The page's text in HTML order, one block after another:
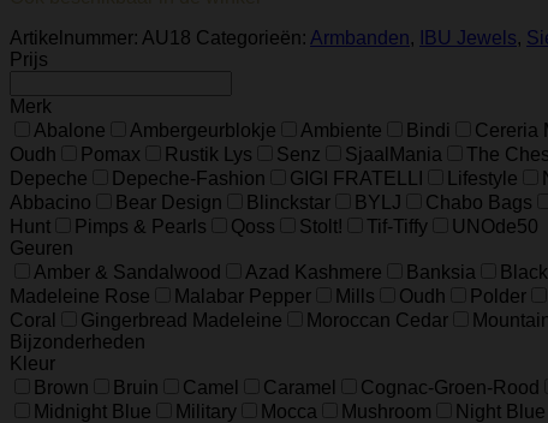
Artikelnummer: AU18 Categorieën: Armbanden, IBU Jewels,
Prijs
Merk
Abalone
Ambergeurblokje Ambiente Bindi Cereria
Oudh
Pomax Rustik Lys Senz SjaalMania The
Depeche
Depeche-Fashion GIGI FRATELLI Lifestyle
Abbacino
Bear Design Blinckstar BYLJ Chabo Bags
Hunt
Pimps & Pearls Qoss Stolt! Tif-Tiffy
UNOde50
Geuren
Amber & Sandalwood
Azad Kashmere Banksia
Madeleine Rose
Malabar Pepper Mills Oudh Polder
Coral
Gingerbread Madeleine Moroccan Cedar
Bijzonderheden
Kleur
Brown
Bruin Camel Caramel Cognac-Groen-Rood
Midnight Blue
Military Mocca Mushroom Night Blue